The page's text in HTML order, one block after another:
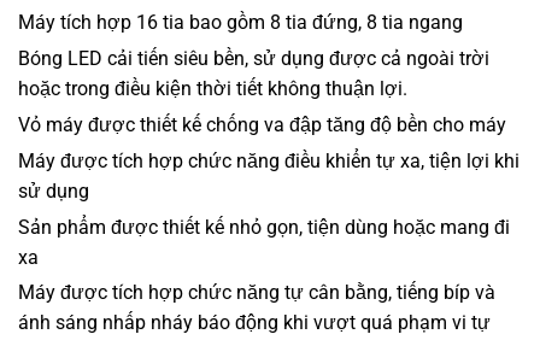
Máy tích hợp 16 tia bao gồm 8 tia đứng, 8 tia ngang
Bóng LED cải tiến siêu bền, sử dụng được cả ngoài trời
hoặc trong điều kiện thời tiết không thuận lợi.
Vỏ máy được thiết kế chống va đập tăng độ bền cho máy
Máy được tích hợp chức năng điều khiển tự xa, tiện lợi khi
sử dụng
Sản phẩm được thiết kế nhỏ gọn, tiện dùng hoặc mang đi
xa
Máy được tích hợp chức năng tự cân bằng, tiếng bíp và
ánh sáng nhấp nháy báo động khi vượt quá phạm vi tự